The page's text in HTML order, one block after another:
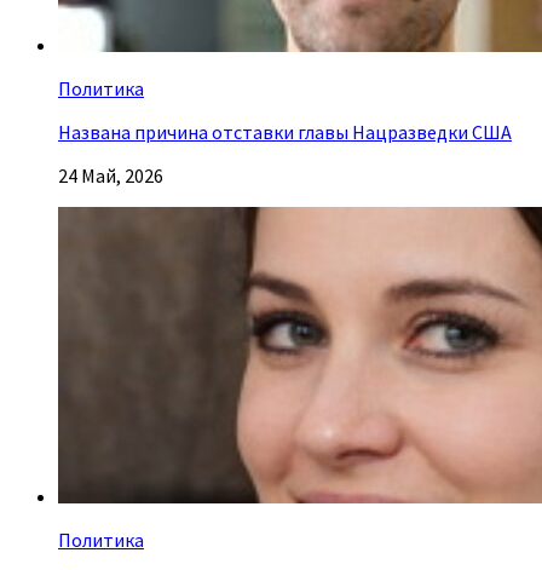
Политика
Названа причина отставки главы Нацразведки США
24 Май, 2026
Политика